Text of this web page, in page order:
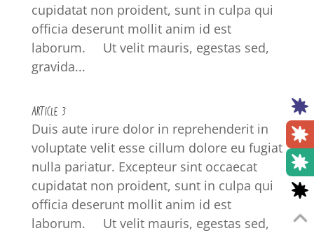
cupidatat non proident, sunt in culpa qui
officia deserunt mollit anim id est
laborum. Ut velit mauris, egestas sed,
gravida...
ARTICLE 3
Duis aute irure dolor in reprehenderit in
voluptate velit esse cillum dolore eu fugiat
nulla pariatur. Excepteur sint occaecat
cupidatat non proident, sunt in culpa qui
officia deserunt mollit anim id est
laborum. Ut velit mauris, egestas sed,